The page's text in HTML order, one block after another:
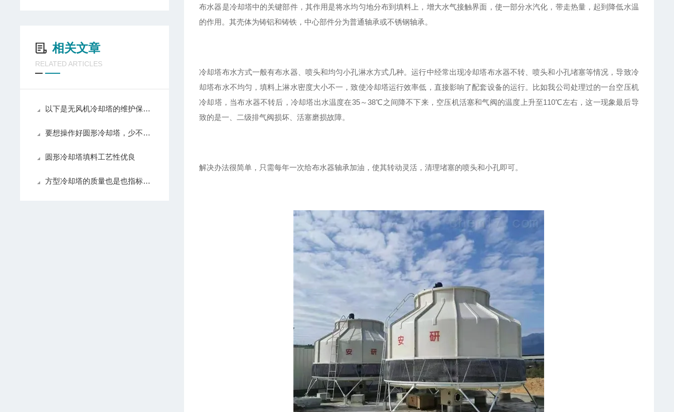
相关文章
RELATED ARTICLES
以下是无风机冷却塔的维护保养和注意事项
要想操作好圆形冷却塔，少不了以下步骤！
圆形冷却塔填料工艺性优良
方型冷却塔的质量也是也指标要求的！
布水器是冷却塔中的关键部件，其作用是将水均匀地分布到填料上，增大水气接触界面，使一部分水汽化，带走热量，起到降低水温
的作用。其壳体为铸铝和铸铁，中心部件分为普通轴承或不锈钢轴承。
冷却塔布水方式一般有布水器、喷头和均匀小孔淋水方式几种。运行中经常出现冷却塔布水器不转、喷头和小孔堵塞等情况，导致冷
却塔布水不均匀，填料上淋水密度大小不一，致使冷却塔运行效率低，直接影响了配套设备的运行。比如我公司处理过的一台空压机
冷却塔，当布水器不转后，冷却塔出水温度在35～38℃之间降不下来，空压机活塞和气阀的温度上升至110℃左右，这一现象最后导
致的是一、二级排气阀损坏、活塞磨损故障。
解决办法很简单，只需每年一次给布水器轴承加油，使其转动灵活，清理堵塞的喷头和小孔即可。